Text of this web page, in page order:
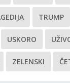
TRUMP
USKORO
ZELENSKI